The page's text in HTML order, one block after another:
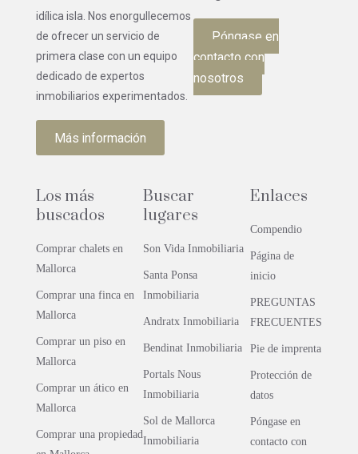
idílica isla. Nos enorgullecemos
de ofrecer un servicio de
primera clase con un equipo
dedicado de expertos
inmobiliarios experimentados.
Más información
Póngase en
contacto con
nosotros
Los más
buscados
Comprar chalets en
Mallorca
Comprar una finca en
Mallorca
Comprar un piso en
Mallorca
Comprar un ático en
Mallorca
Comprar una propiedad
Buscar
lugares
Son Vida Inmobiliaria
Santa Ponsa
Inmobiliaria
Andratx Inmobiliaria
Bendinat Inmobiliaria
Portals Nous
Inmobiliaria
Sol de Mallorca
Inmobiliaria
Enlaces
Compendio
Página de
inicio
PREGUNTAS
FRECUENTES
Pie de imprenta
Protección de
datos
Póngase en
contacto con